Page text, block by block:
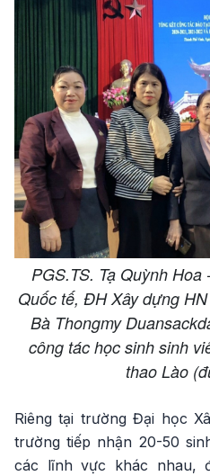
PGS.TS. Tạ Quỳnh
Quốc tế, ĐH Xây dựng
Bà Thongmy
công tác học sinh sinh
thao Lào
Riêng tại trường Đại học
trường tiếp nhận 20-50
các lĩnh vực khác nhau,